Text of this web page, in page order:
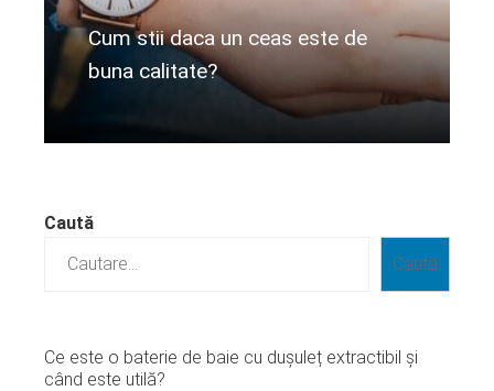
Cum stii daca un ceas este de
buna calitate?
Caută
Caută
Ce este o baterie de baie cu dușuleț extractibil și
când este utilă?